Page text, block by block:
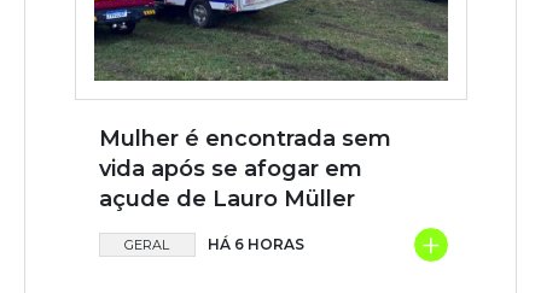
Mulher é encontrada sem
vida após se afogar em
açude de Lauro Müller
GERAL HÁ 6 HORAS +